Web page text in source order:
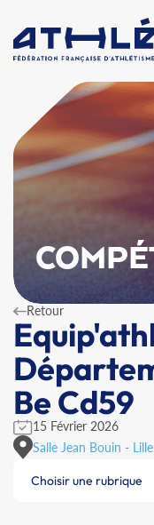
Retour
Be Cd59
15 Février 2026
Salle Jean Bouin -
Choisir une rubrique